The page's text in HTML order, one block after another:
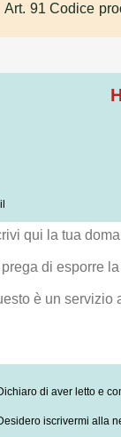
Art. 91 Codice
di aver letto e
iscrivermi alla